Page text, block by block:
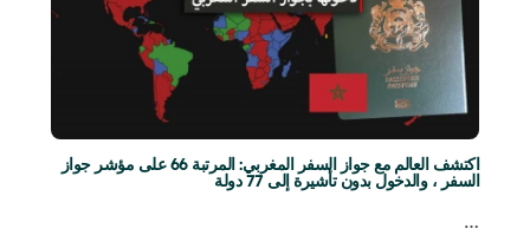
اكتشف العالم مع جواز السفر المغربي: المرتبة 66 على مؤشر جواز
السفر ، والدخول بدون تأشيرة إلى 77 دولة
…